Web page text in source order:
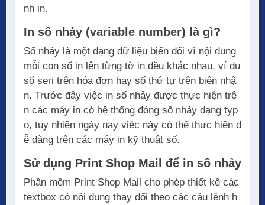
nh in.
In số nhảy (variable number) là gì?
Số nhảy là một dạng dữ liệu biến đổi vì nội dung
mỗi con số in lên từng tờ in đều khác nhau, ví dụ
số seri trên hóa đơn hay số thứ tự trên biên nhậ
n. Trước đây việc in số nhảy được thực hiện trê
n các máy in có hệ thống đóng số nhảy dạng typ
o, tuy nhiên ngày nay việc này có thể thực hiện d
ễ dàng trên các máy in kỹ thuật số.
Sử dụng Print Shop Mail để in số nhảy
Phần mềm Print Shop Mail cho phép thiết kế các
textbox có nội dung thay đổi theo các câu lệnh h